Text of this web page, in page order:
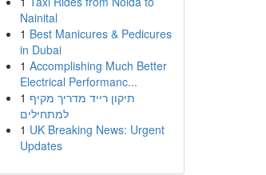
Nainital
1 Best Manicures & Pedicures
in Dubai
1 Accomplishing Much Better
Electrical Performanc...
1 תיקון רייד מדריך מקיף
למתחילים
1 UK Breaking News: Urgent
Updates